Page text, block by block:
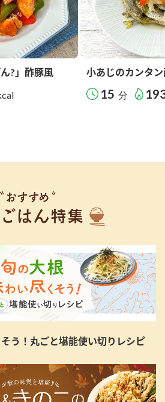
?」酢豚風 小あじのカンタ
15 分
う！丸ごと堪能使い切りレシピ